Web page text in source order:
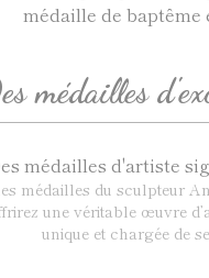
médailles
médailles d'artiste
médailles du sculpteur
une véritable œuvre
unique et chargée de